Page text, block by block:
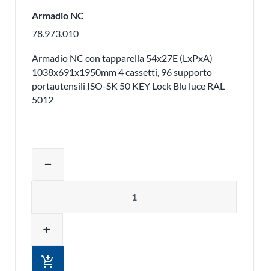
Armadio NC
78.973.010
Armadio NC con tapparella 54x27E (LxPxA)
1038x691x1950mm 4 cassetti, 96 supporto
portautensili ISO-SK 50 KEY Lock Blu luce RAL
5012
remove
add
add_shopping_cart